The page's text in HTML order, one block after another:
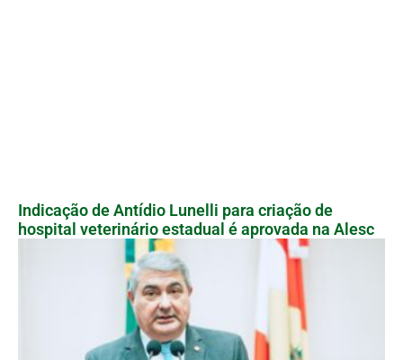
Indicação de Antídio Lunelli para criação de
hospital veterinário estadual é aprovada na Alesc